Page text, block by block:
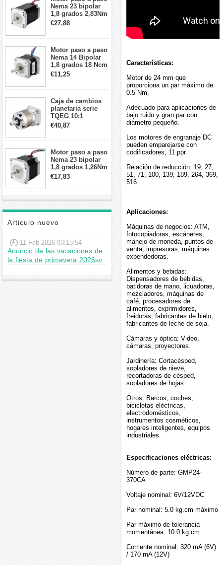
Nema 23 bipolar
1,8 grados 2,83Nm
4A 2,26 V
57x57x84mm 8
€27,88
Motor paso a paso
Nema 14 Bipolar
1,8 grados 18 Ncm
0,8 A 5,74 V 35 x
35 x 34 mm 4
€11,25
Caja de cambios
planetaria serie
TQEG 10:1
contragolpe 15
arcmin para motor
€40,87
Motor paso a paso
Nema 23 bipolar
1,8 grados 1,26Nm
2,8A 2,5V
57x57x56mm 4
€17,83
Articulo nuevo
11 Feb 2026 03:15:54
Anuncio de las vacaciones de
la fiesta de primavera 2026sv
Características:
Motor de 24 mm que
proporciona un par máximo de
0.5 Nm.
Adecuado para aplicaciones de
bajo ruido y gran par con
diámetro pequeño.
Los motores de engranaje DC
pueden emparejarse con
codificadores, 11 ppr.
Relación de reducción: 19, 27,
51, 71, 100, 139, 189, 264, 369,
516.
Aplicaciones:
Máquinas de negocios: ATM,
fotocopiadoras, escáneres,
manejo de moneda, puntos de
venta, impresoras, máquinas
expendedoras.
Alimentos y bebidas:
Dispensadores de bebidas,
batidoras de mano, licuadoras,
mezcladores, máquinas de
café, procesadores de
alimentos, exprimidores,
freidoras, fabricantes de hielo,
fabricantes de leche de soja.
Cámaras y óptica: Video,
cámaras, proyectores.
Jardinería: Cortacésped,
sopladores de nieve,
recortadoras de césped,
sopladores de hojas.
Otros: Barcos, coches,
bicicletas eléctricas,
electrodomésticos,
instrumentos cosméticos,
hogares inteligentes, equipos
industriales.
Especificaciones eléctricas:
Número de parte: GMP24-
370CA
Voltaje nominal: 6V/12VDC
Par nominal: 5.0 kg.cm máximo
Par máximo de tolerancia
momentánea: 10.0 kg.cm
Corriente nominal: 320 mA (6V)
/ 170 mA (12V)